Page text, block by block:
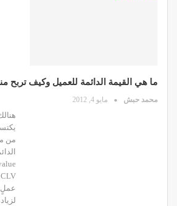
ما هي القيمة الدائمة للعميل وكيف تربح
محمد حبش مايو 4, 2012
من
عملٍ